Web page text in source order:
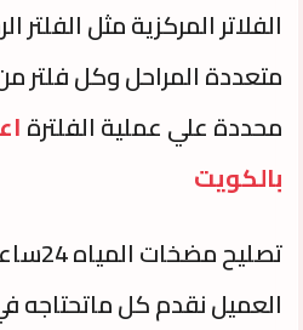
الفلاتر المركزية مثل الفلتر
متعددة المراحل وكل فلتر
محددة علي عملية الفلترة
بالكويت
تصليح
العميل نقدم كل ماتحتاجه